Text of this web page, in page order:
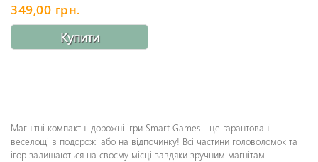
349,00 грн.
Купити
Магнітні компактні дорожні ігри Smart Games - це гарантовані
веселощі в подорожі або на відпочинку! Всі частини головоломок та
ігор залишаються на своєму місці завдяки зручним магнітам.